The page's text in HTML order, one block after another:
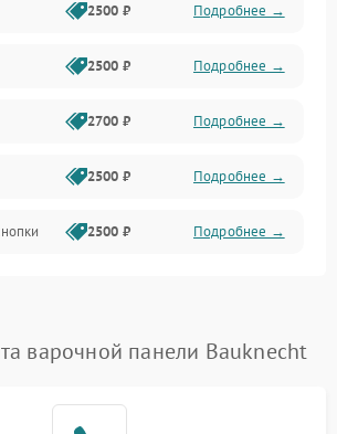
2500 ₽ Подробнее →
2500 ₽ Подробнее →
2700 ₽ Подробнее →
2500 ₽ Подробнее →
2500 ₽ Подробнее →
варочной панели Bauknecht